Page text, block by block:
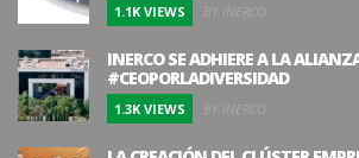
1.1K VIEWS BY INERCO
INERCO SE ADHIERE A LA
#CEOPORLADIVERSIDAD
1.3K VIEWS BY INERCO